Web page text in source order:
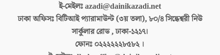
ই-মেইলঃazadi@dainikazadi.net
ঢাকা অফিসঃবিটিআই প্যারামাউন্ট (৩য় তলা), ৮০/৪ সিদ্ধেশ্বরী নিউ
সার্কুলার রোড , ঢাকা-১২১৭।
ফোনঃ ০২২২২২২৮৫৮২ ।